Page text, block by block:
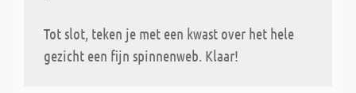
Tot slot, teken je met een kwast over het hele
gezicht een fijn spinnenweb. Klaar!